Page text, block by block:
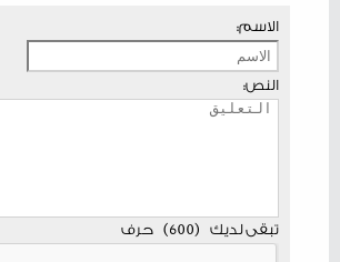
الاسم:
النص:
تبقى لديك (
600
) حرف